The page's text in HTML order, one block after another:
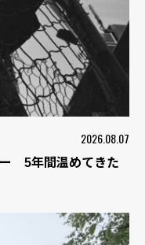
2026.08.07
5年間温めてきた